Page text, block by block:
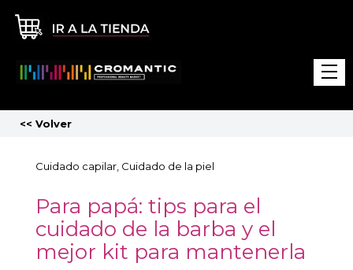
<< Volver
Cuidado capilar Cuidado de la piel
Para papá: tips para el
cuidado de la barba y el
mejor kit para mantenerla